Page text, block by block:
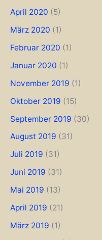
April 2020 (5)
März 2020 (1)
Februar 2020 (1)
Januar 2020 (1)
November 2019 (1)
Oktober 2019 (15)
September 2019 (30)
August 2019 (31)
Juli 2019 (31)
Juni 2019 (31)
Mai 2019 (13)
April 2019 (21)
März 2019 (1)